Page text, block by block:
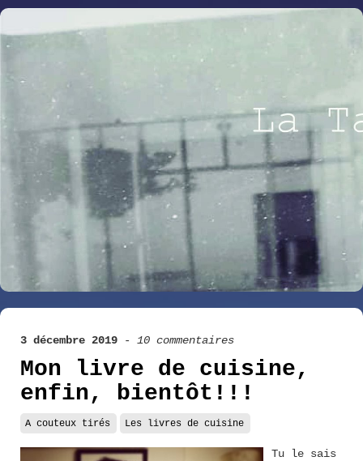
3 décembre 2019 - 10 commentaires
Mon livre de cuisine,
enfin, bientôt!!!
A couteux tirés Les livres de cuisine
Tu le sais